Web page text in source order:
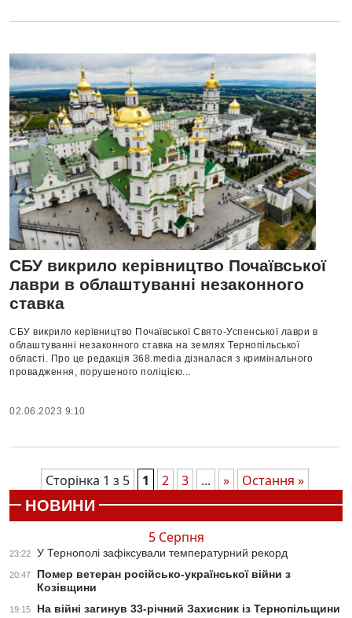
СБУ викрило керівництво Почаївської
лаври в облаштуванні незаконного
ставка
СБУ викрило керівництво Почаївської Свято-Успенської лаври в
облаштуванні незаконного ставка на землях Тернопільської
області. Про це редакція 368.media дізналася з кримінального
провадження, порушеного поліцією...
02.06.2023 9:10
Сторінка 1 з 5 1 2 3 ... »
Остання »
НОВИНИ
5 Серпня
23:22 У Тернополі зафіксували температурний рекорд
20:47
Помер ветеран російсько-української війни з
Козівщини
19:15 На війні загинув 33-річний Захисник із Тернопільщини